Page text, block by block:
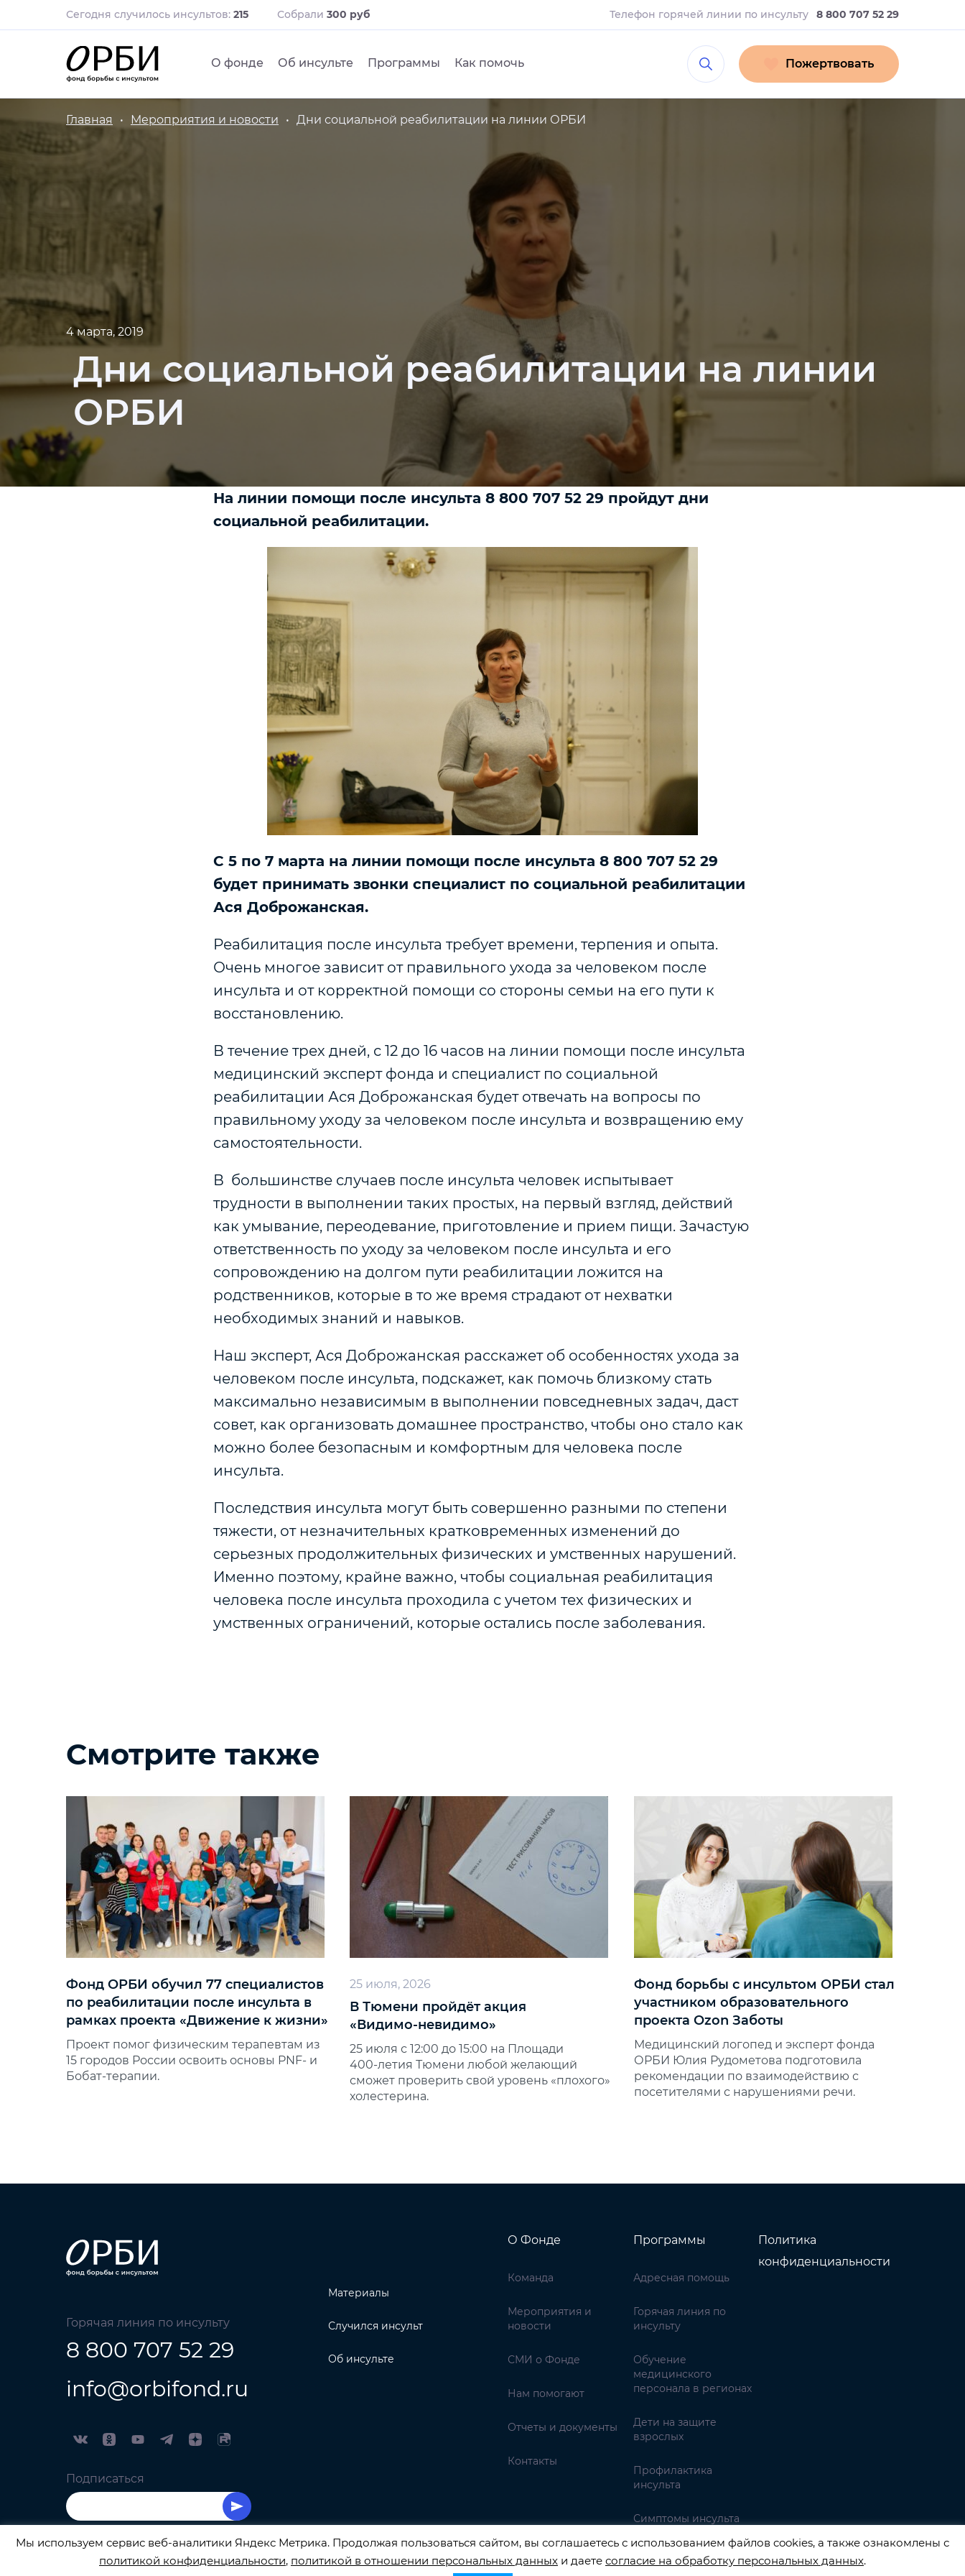
Сегодня случилось инсультов: 215 Собрали 300 руб Телефон горячей линии по инсульту 8 800 707 52 29
О фонде Об инсульте Программы Как помочь Пожертвовать
Главная Мероприятия и новости Дни социальной реабилитации на линии ОРБИ
4 марта, 2019
Дни социальной реабилитации на линии
ОРБИ
На линии помощи после инсульта 8 800 707 52 29 пройдут дни
социальной реабилитации.
С 5 по 7 марта на линии помощи после инсульта 8 800 707 52 29
будет принимать звонки специалист по социальной реабилитации
Ася Доброжанская.
Реабилитация после инсульта требует времени, терпения и опыта.
Очень многое зависит от правильного ухода за человеком после
инсульта и от корректной помощи со стороны семьи на его пути к
восстановлению.
В течение трех дней, с 12 до 16 часов на линии помощи после инсульта
медицинский эксперт фонда и специалист по социальной
реабилитации Ася Доброжанская будет отвечать на вопросы по
правильному уходу за человеком после инсульта и возвращению ему
самостоятельности.
В большинстве случаев после инсульта человек испытывает
трудности в выполнении таких простых, на первый взгляд, действий
как умывание, переодевание, приготовление и прием пищи. Зачастую
ответственность по уходу за человеком после инсульта и его
сопровождению на долгом пути реабилитации ложится на
родственников, которые в то же время страдают от нехватки
необходимых знаний и навыков.
Наш эксперт, Ася Доброжанская расскажет об особенностях ухода за
человеком после инсульта, подскажет, как помочь близкому стать
максимально независимым в выполнении повседневных задач, даст
совет, как организовать домашнее пространство, чтобы оно стало как
можно более безопасным и комфортным для человека после
инсульта.
Последствия инсульта могут быть совершенно разными по степени
тяжести, от незначительных кратковременных изменений до
серьезных продолжительных физических и умственных нарушений.
Именно поэтому, крайне важно, чтобы социальная реабилитация
человека после инсульта проходила с учетом тех физических и
умственных ограничений, которые остались после заболевания.
Смотрите также
Фонд ОРБИ обучил 77 специалистов
по реабилитации после инсульта в
рамках проекта «Движение к жизни»
Проект помог физическим терапевтам из
15 городов России освоить основы PNF‑ и
Бобат‑терапии.
25 июля, 2026
В Тюмени пройдёт акция
«Видимо‑невидимо»
25 июля с 12:00 до 15:00 на Площади
400‑летия Тюмени любой желающий
сможет проверить свой уровень «плохого»
холестерина.
Фонд борьбы с инсультом ОРБИ стал
участником образовательного
проекта Ozon Заботы
Медицинский логопед и эксперт фонда
ОРБИ Юлия Рудометова подготовила
рекомендации по взаимодействию с
посетителями с нарушениями речи.
Горячая линия по инсульту
8 800 707 52 29
info@orbifond.ru
Подписаться
Материалы
Случился инсульт
Об инсульте
О Фонде
Команда
Мероприятия и
новости
СМИ о Фонде
Нам помогают
Отчеты и документы
Контакты
Программы
Адресная помощь
Горячая линия по
инсульту
Обучение
медицинского
персонала в регионах
Дети на защите
взрослых
Профилактика
инсульта
Симптомы инсульта
Политика
конфиденциальности
Мы используем сервис веб-аналитики Яндекс Метрика. Продолжая пользоваться сайтом, вы соглашаетесь с использованием файлов cookies, а также ознакомлены с
политикой конфиденциальности, политикой в отношении персональных данных и даете согласие на обработку персональных данных.